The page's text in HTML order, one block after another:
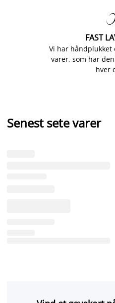
FAST
Vi har
varer, som har
hver
Senest sete varer